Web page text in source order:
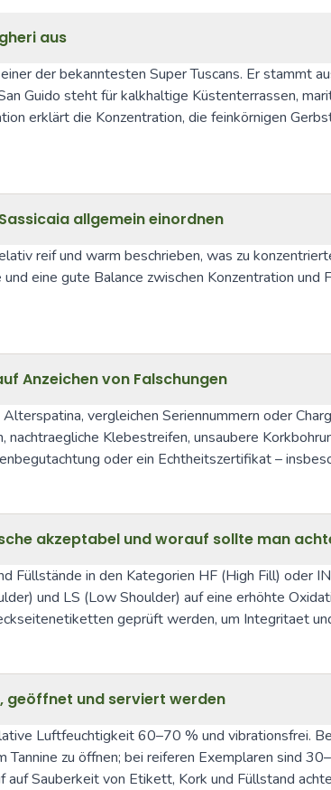
aus
der bekanntesten Super Tuscans. Er stammt
Guido steht für kalkhaltige Küstenterrassen,
erklärt die Konzentration, die feinkörnigen
allgemein einordnen
reif und warm beschrieben, was zu
eine gute Balance zwischen Konzentration
Anzeichen von Falschungen
vergleichen Seriennummern oder
Klebestreifen, unsaubere
oder ein Echtheitszertifikat –
akzeptabel und worauf sollte man
in den Kategorien HF (High Fill) oder
und LS (Low Shoulder) auf eine erhöhte
geprüft werden, um Integritaet
geöffnet und serviert werden
Luftfeuchtigkeit 60–70 % und vibrationsfrei.
zu öffnen; bei reiferen Exemplaren sind
Sauberkeit von Etikett, Kork und Füllstand